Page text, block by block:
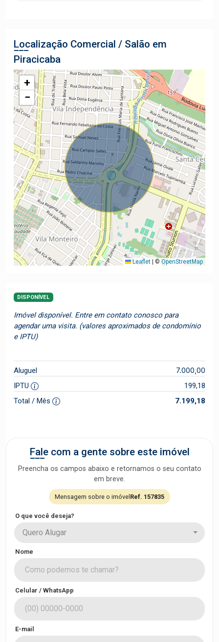
Localização Comercial / Salão em
Piracicaba
+
−
Leaflet © OpenStreetMap
DISPONÍVEL
Imóvel disponível. Entre em contato conosco para
agendar uma visita. (valores aproximados de condomínio
e IPTU)
Aluguel 7.000,00
IPTU
199,18
Total / Mês
7.199,18
Fale com a gente sobre este imóvel
Preencha os campos abaixo e retornamos o seu contato
em breve.
Mensagem sobre o imóvel Ref. 157835
O que você deseja?
Quero Alugar
Nome
Celular / WhatsApp
E-mail